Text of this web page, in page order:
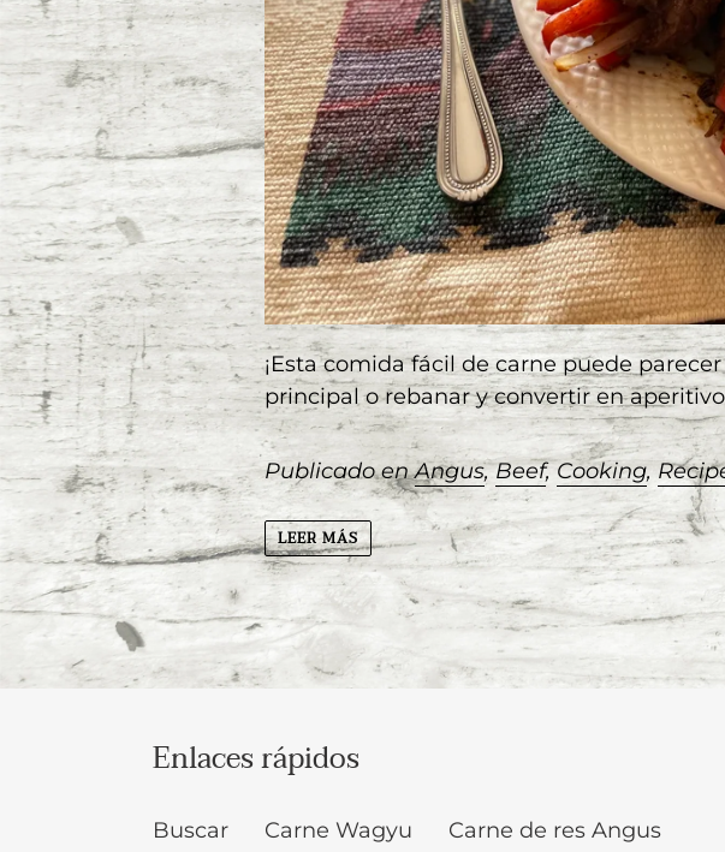
¡Esta comida fácil de carne puede
principal o rebanar y convertir en
Publicado enAngus,Beef,Cooking,
LEER MÁS
Enlaces rápidos
Buscar Carne Wagyu Carne de res Angus